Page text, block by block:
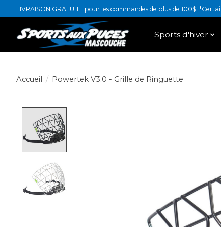
LIVRAISON GRATUITE pour les commandes de plus de 100$.
Sports d'hiver
Accueil / Powertek V3.0 - Grille de Ringuette